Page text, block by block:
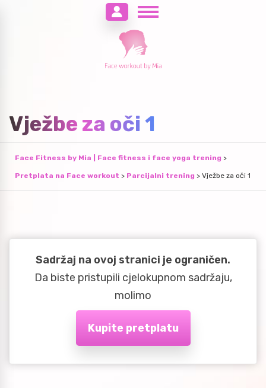
Vježbe za oči 1
Face Fitness by Mia | Face fitness i face yoga trening >
Pretplata na Face workout > Parcijalni trening > Vježbe za oči 1
Sadržaj na ovoj stranici je ograničen.
Da biste pristupili cjelokupnom sadržaju,
molimo
Kupite pretplatu